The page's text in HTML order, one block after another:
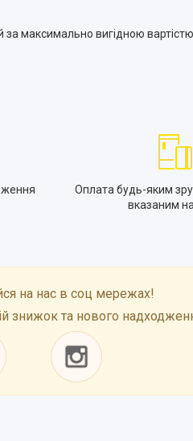
максимально вигідною
Оплата будь-яким
вказаним на
на нас в соц мережах!
знижок та нового